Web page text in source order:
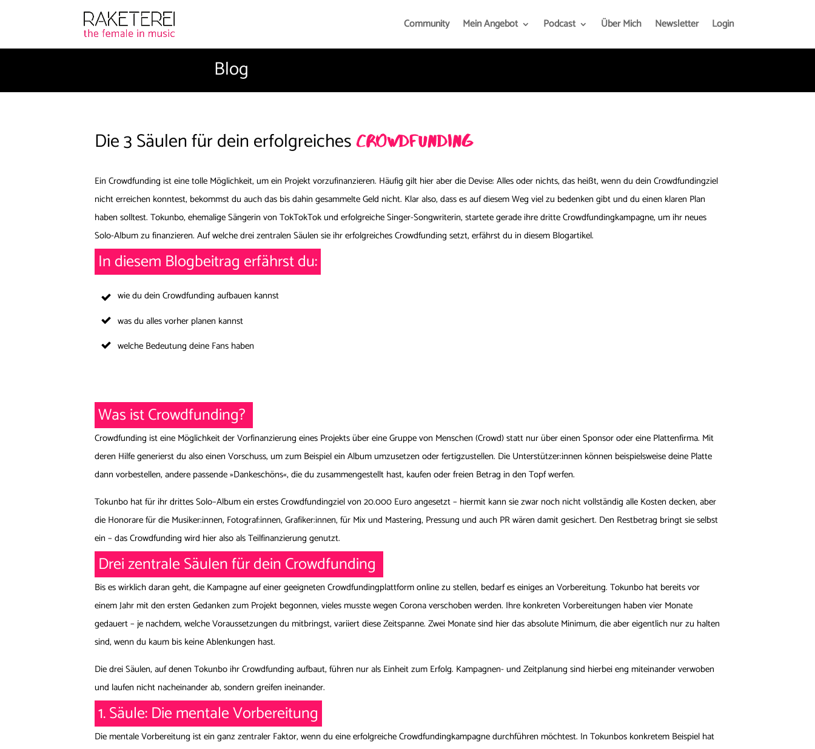
Community Mein Angebot Podcast Über Mich Newsletter Login
Blog
Die 3 Säulen für dein erfolgreichescrowdfunding
Ein Crowdfunding ist eine tolle Möglichkeit, um ein Projekt vorzufinanzieren. Häufig gilt hier aber die Devise: Alles oder nichts, das heißt, wenn du dein Crowdfundingziel
nicht erreichen konntest, bekommst du auch das bis dahin gesammelte Geld nicht. Klar also, dass es auf diesem Weg viel zu bedenken gibt und du einen klaren Plan
haben solltest. Tokunbo, ehemalige Sängerin von TokTokTok und erfolgreiche Singer-Songwriterin, startete gerade ihre dritte Crowdfundingkampagne, um ihr neues
Solo-Album zu finanzieren. Auf welche drei zentralen Säulen sie ihr erfolgreiches Crowdfunding setzt, erfährst du in diesem Blogartikel.
In diesem Blogbeitrag erfährst du:
wie du dein Crowdfunding aufbauen kannst
was du alles vorher planen kannst
welche Bedeutung deine Fans haben
Was ist Crowdfunding?
Crowdfunding ist eine Möglichkeit der Vorfinanzierung eines Projekts über eine Gruppe von Menschen (Crowd) statt nur über einen Sponsor oder eine Plattenfirma. Mit
deren Hilfe generierst du also einen Vorschuss, um zum Beispiel ein Album umzusetzen oder fertigzustellen. Die Unterstützer:innen können beispielsweise deine Platte
dann vorbestellen, andere passende »Dankeschöns«, die du zusammengestellt hast, kaufen oder freien Betrag in den Topf werfen.
Tokunbo hat für ihr drittes Solo–Album ein erstes Crowdfundingziel von 20.000 Euro angesetzt – hiermit kann sie zwar noch nicht vollständig alle Kosten decken, aber
die Honorare für die Musiker:innen, Fotograf:innen, Grafiker:innen, für Mix und Mastering, Pressung und auch PR wären damit gesichert. Den Restbetrag bringt sie selbst
ein – das Crowdfunding wird hier also als Teilfinanzierung genutzt.
Drei zentrale Säulen für dein Crowdfunding
Bis es wirklich daran geht, die Kampagne auf einer geeigneten Crowdfundingplattform online zu stellen, bedarf es einiges an Vorbereitung. Tokunbo hat bereits vor
einem Jahr mit den ersten Gedanken zum Projekt begonnen, vieles musste wegen Corona verschoben werden. Ihre konkreten Vorbereitungen haben vier Monate
gedauert – je nachdem, welche Voraussetzungen du mitbringst, variiert diese Zeitspanne. Zwei Monate sind hier das absolute Minimum, die aber eigentlich nur zu halten
sind, wenn du kaum bis keine Ablenkungen hast.
Die drei Säulen, auf denen Tokunbo ihr Crowdfunding aufbaut, führen nur als Einheit zum Erfolg. Kampagnen- und Zeitplanung sind hierbei eng miteinander verwoben
und laufen nicht nacheinander ab, sondern greifen ineinander.
1. Säule: Die mentale Vorbereitung
Die mentale Vorbereitung ist ein ganz zentraler Faktor, wenn du eine erfolgreiche Crowdfundingkampagne durchführen möchtest. In Tokunbos konkretem Beispiel hat